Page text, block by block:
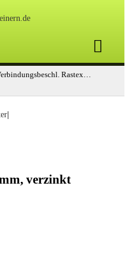
Verbindungsbeschl. Rastex 15
|
verzinkt